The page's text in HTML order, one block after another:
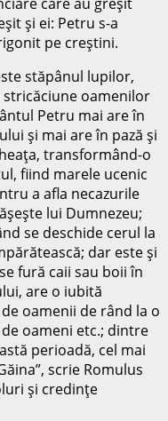
şi ei: Petru s-a
pe creştini.
stăpânul lupilor,
stricăciune oamenilor
Petru mai are în
şi mai are în pază şi
transformând-o
fiind marele ucenic
a afla necazurile
lui Dumnezeu;
se deschide cerul la
dar este şi
fură caii sau boii în
are o iubită
oamenii de rând la o
oameni etc.; dintre
perioadă, cel mai
scrie Romulus
şi credinţe